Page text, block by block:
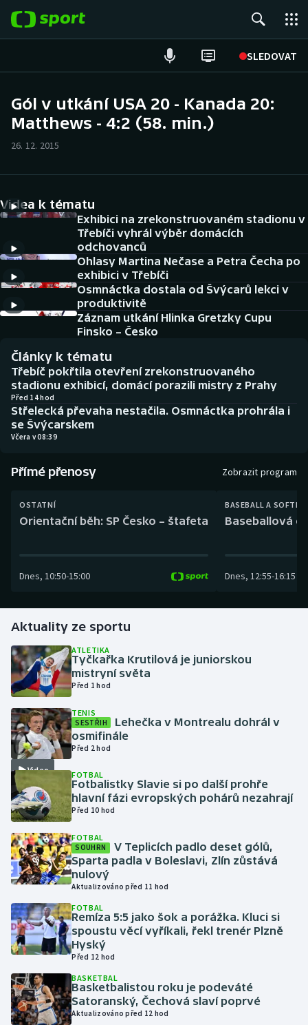
SLEDOVAT
Hokej
Cyklistika
DALŠÍ SPORTY
Americký fotbal
Baseball a softbal
Basketbal
Biatlon
Boby a skeleton
Dostihy
Futsal
Gymnastika
Házená
Jezdectví
Judo
Krasobruslení
Lezení
Lyže a snowboard
Moderní pětiboj
Motorsport
Olympijské hry
Parasport
Plavání
NEPŘEHLÉDNĚTE
Soutěže
Historické návraty
Aplikace ČT sport
AZ kvíz
Gól v utkání USA 20 - Kanada 20:
Matthews - 4:2 (58. min.)
26. 12. 2015
Videa k tématu
Exhibici na zrekonstruovaném stadionu v
Třebíči vyhrál výběr domácích
odchovanců
Ohlasy Martina Nečase a Petra Čecha po
exhibici v Třebíči
Osmnáctka dostala od Švýcarů lekci v
produktivitě
Záznam utkání Hlinka Gretzky Cupu
Finsko – Česko
Články k tématu
Třebíč pokřtila otevření zrekonstruovaného
stadionu exhibicí, domácí porazili mistry z Prahy
Před 14 hod
Střelecká převaha nestačila. Osmnáctka prohrála i
se Švýcarskem
Včera v 08:39
Přímé přenosy Zobrazit program
OSTATNÍ
Orientační běh: SP Česko – štafeta
Dnes, 10:50-15:00
BASEBALL A
Baseballová
Dnes, 12:55-16:15
Aktuality ze sportu
ATLETIKA
Tyčkařka Krutilová je juniorskou
mistryní světa
Před 1 hod
Video
TENIS
SESTŘIH
Lehečka v Montrealu dohrál v
osmifinále
Před 2 hod
FOTBAL
Fotbalistky Slavie si po další prohře
hlavní fázi evropských pohárů nezahrají
Před 10 hod
FOTBAL
SOUHRN
V Teplicích padlo deset gólů,
Sparta padla v Boleslavi, Zlín zůstává
nulový
Aktualizováno před 11 hod
FOTBAL
Remíza 5:5 jako šok a porážka. Kluci si
spoustu věcí vyříkali, řekl trenér Plzně
Hyský
Před 12 hod
BASKETBAL
Basketbalistou roku je podeváté
Satoranský, Čechová slaví poprvé
Aktualizováno před 12 hod